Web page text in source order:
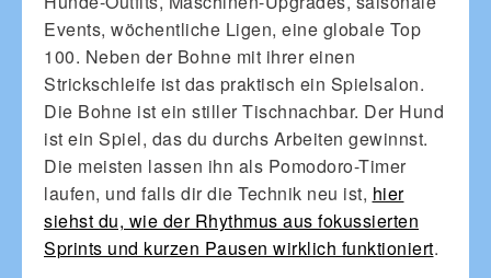
Events, wöchentliche Ligen, eine globale Top
100. Neben der Bohne mit ihrer einen
Strickschleife ist das praktisch ein Spielsalon.
Die Bohne ist ein stiller Tischnachbar. Der Hund
ist ein Spiel, das du durchs Arbeiten gewinnst.
Die meisten lassen ihn als Pomodoro-Timer
laufen, und falls dir die Technik neu ist, hier
siehst du, wie der Rhythmus aus fokussierten
Sprints und kurzen Pausen wirklich funktioniert.